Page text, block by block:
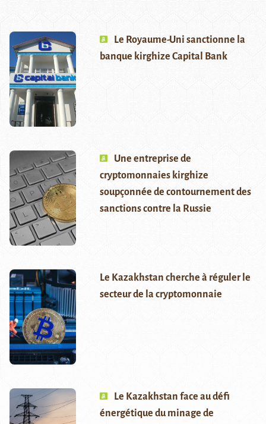
Le Royaume-Uni sanctionne la
banque kirghize Capital Bank
Une entreprise de
cryptomonnaies kirghize
soupçonnée de contournement des
sanctions contre la Russie
Le Kazakhstan cherche à réguler le
secteur de la cryptomonnaie
Le Kazakhstan face au défi
énergétique du minage de